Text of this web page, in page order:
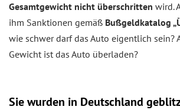
Gesamtgewicht nicht überschritten wird.
ihm Sanktionen gemäß Bußgeldkatalog
wie schwer darf das Auto eigentlich sein?
Gewicht ist das Auto überladen?
Sie wurden in Deutschland